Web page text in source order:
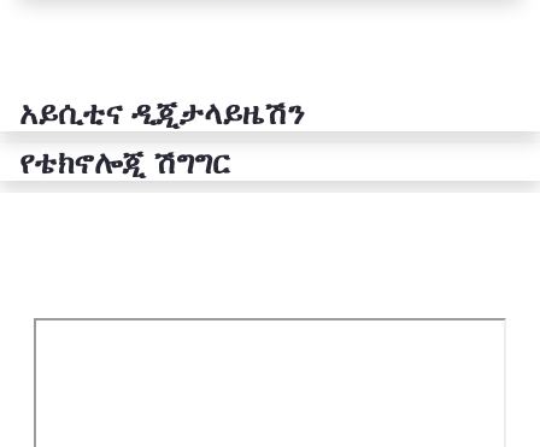
አይሲቲና ዲጂታላይዜሽን
የቴክኖሎጂ ሽግግር